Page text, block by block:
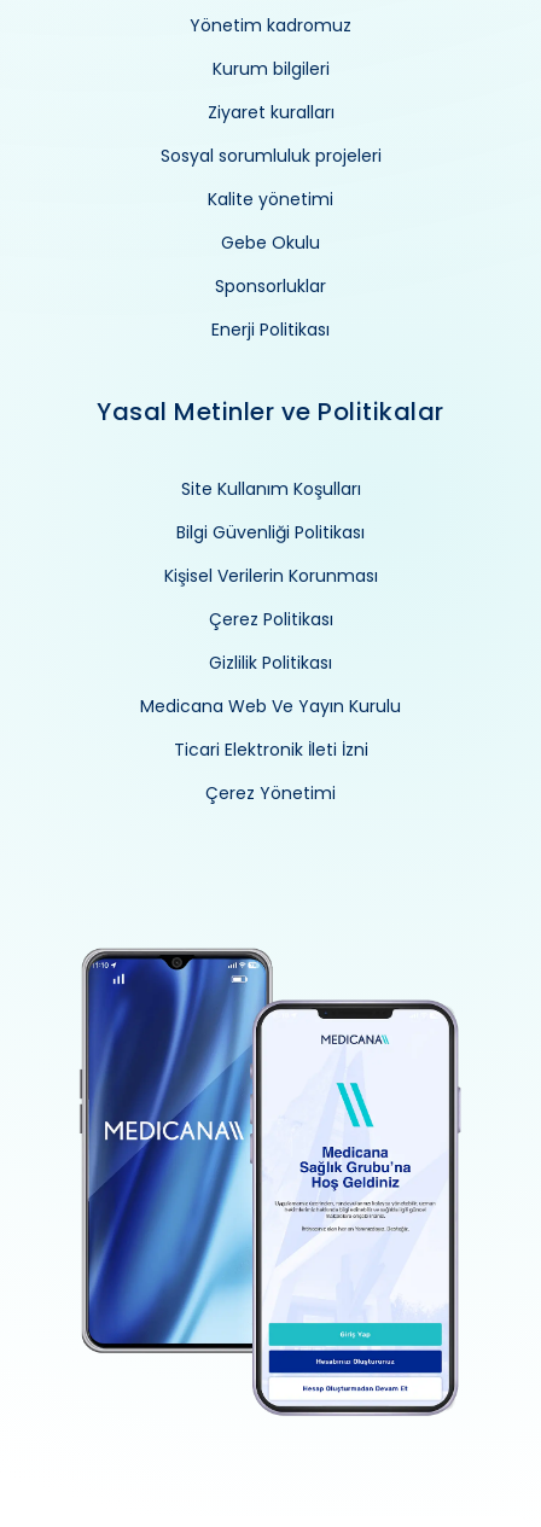
Yönetim kadromuz
Kurum bilgileri
Ziyaret kuralları
Sosyal sorumluluk projeleri
Kalite yönetimi
Gebe Okulu
Sponsorluklar
Enerji Politikası
Yasal Metinler ve Politikalar
Site Kullanım Koşulları
Bilgi Güvenliği Politikası
Kişisel Verilerin Korunması
Çerez Politikası
Gizlilik Politikası
Medicana Web Ve Yayın Kurulu
Ticari Elektronik İleti İzni
Çerez Yönetimi